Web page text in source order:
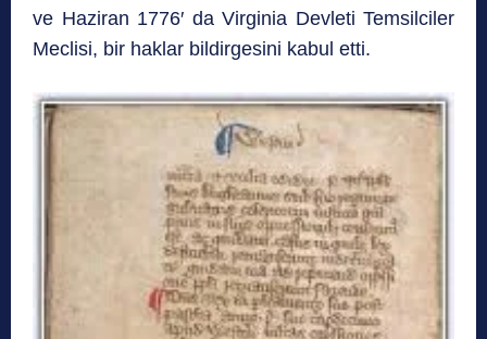
ve Haziran 1776′ da Virginia Devleti Temsilciler
Meclisi, bir haklar bildirgesini kabul etti.